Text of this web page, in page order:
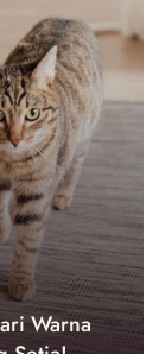
Warna